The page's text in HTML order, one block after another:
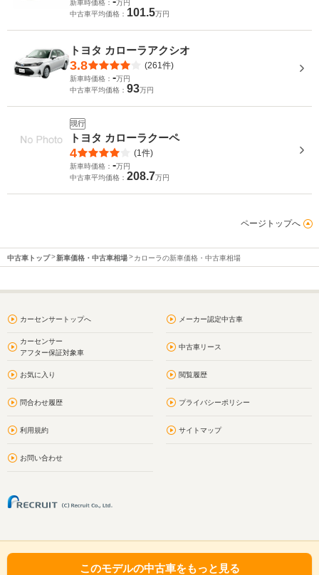
新車時価格：
万円
中古車平均価格： 101.5万円
トヨタ カローラアクシオ
3.8 (261件)
新車時価格： -万円
中古車平均価格： 93万円
現行
トヨタ カローラクーペ
4 (1件)
新車時価格： -万円
中古車平均価格： 208.7万円
ページトップへ
中古車トップ 新車価格・中古車相場 カローラの新車価格・中古車相場
カーセンサートップへ メーカー認定中古車
カーセンサー
アフター保証対象車
中古車リース
お気に入り 閲覧履歴
問合わせ履歴 プライバシーポリシー
利用規約 サイトマップ
お問い合わせ
このモデルの中古車をもっと見る